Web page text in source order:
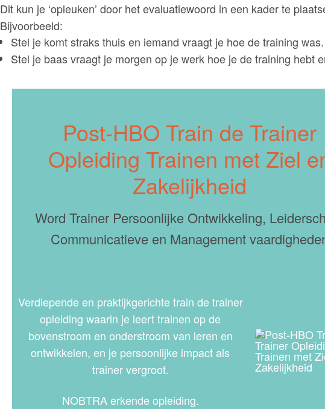
Dit kun je ‘opleuken’ door het evaluatiewoord in een kader te
Bijvoorbeeld:
Stel je komt straks thuis en iemand vraagt je hoe de training was.
Stel je baas vraagt je morgen op je werk hoe je de training hebt
Post-HBO Train de Trainer
Opleiding Trainen met Ziel
Zakelijkheid
Word Trainer Persoonlijke Ontwikkeling,
Communicatieve en Management
Verdiepende en praktijkgerichte train de trainer
opleiding waarin je leert trainen op de
bovenstroom en onderstroom van leren en
ontwikkelen, en je persoonlijke impact als
trainer vergroot.
NOBTRA erkende opleiding.